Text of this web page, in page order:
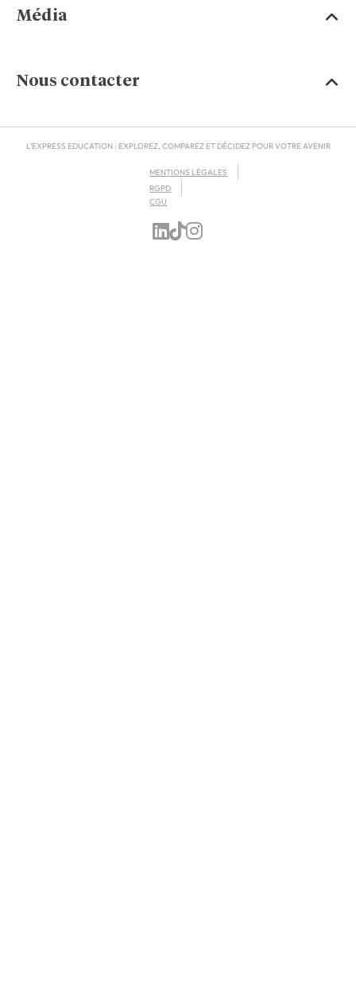
Média
Nous contacter
L'EXPRESS EDUCATION : EXPLOREZ, COMPAREZ ET DÉCIDEZ POUR VOTRE AVENIR
MENTIONS LÉGALES
RGPD
CGU